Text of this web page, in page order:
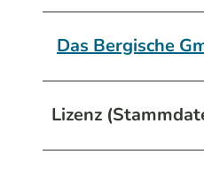
Das Bergische
Lizenz